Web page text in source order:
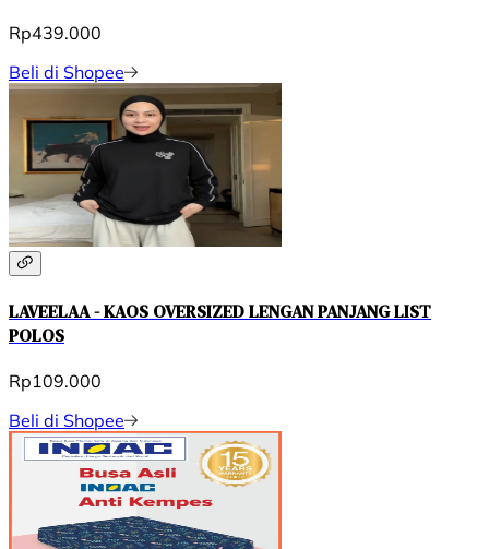
Rp439.000
Beli di Shopee
LAVEELAA - KAOS OVERSIZED LENGAN PANJANG LIST
POLOS
Rp109.000
Beli di Shopee